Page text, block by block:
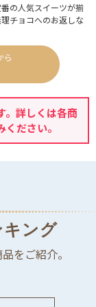
の人気スイーツが揃
チョコへのお返しな
ら
。詳しくは各商
ださい。
キング
をご紹介。